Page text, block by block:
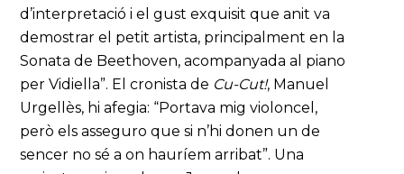
d’interpretació i el gust exquisit que anit va
demostrar el petit artista, principalment en la
Sonata de Beethoven, acompanyada al piano
per Vidiella”. El cronista de Cu-Cut!, Manuel
Urgellès, hi afegia: “Portava mig violoncel,
però els asseguro que si n’hi donen un de
sencer no sé a on hauríem arribat”. Una